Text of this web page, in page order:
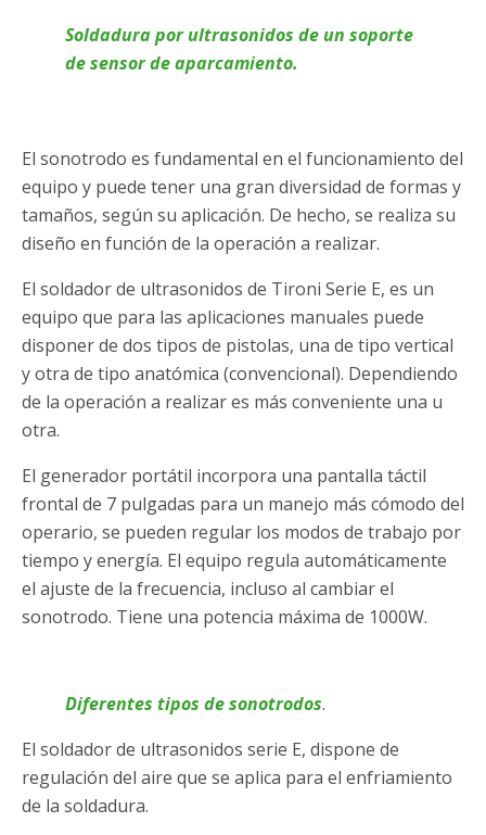
Soldadura por ultrasonidos de un soporte
de sensor de aparcamiento.
El sonotrodo es fundamental en el funcionamiento del
equipo y puede tener una gran diversidad de formas y
tamaños, según su aplicación. De hecho, se realiza su
diseño en función de la operación a realizar.
El soldador de ultrasonidos de Tironi Serie E, es un
equipo que para las aplicaciones manuales puede
disponer de dos tipos de pistolas, una de tipo vertical
y otra de tipo anatómica (convencional). Dependiendo
de la operación a realizar es más conveniente una u
otra.
El generador portátil incorpora una pantalla táctil
frontal de 7 pulgadas para un manejo más cómodo del
operario, se pueden regular los modos de trabajo por
tiempo y energía. El equipo regula automáticamente
el ajuste de la frecuencia, incluso al cambiar el
sonotrodo. Tiene una potencia máxima de 1000W.
Diferentes tipos de sonotrodos.
El soldador de ultrasonidos serie E, dispone de
regulación del aire que se aplica para el enfriamiento
de la soldadura.